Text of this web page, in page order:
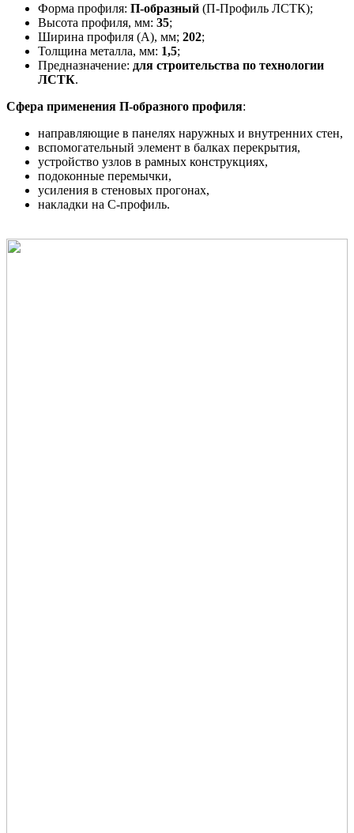
Форма профиля: П-образный (П-Профиль ЛСТК);
Высота профиля, мм: 35;
Ширина профиля (A), мм; 202;
Толщина металла, мм: 1,5;
Предназначение: для строительства по технологии
ЛСТК.
Сфера применения П-образного профиля:
направляющие в панелях наружных и внутренних стен,
вспомогательный элемент в балках перекрытия,
устройство узлов в рамных конструкциях,
подоконные перемычки,
усиления в стеновых прогонах,
накладки на С-профиль.